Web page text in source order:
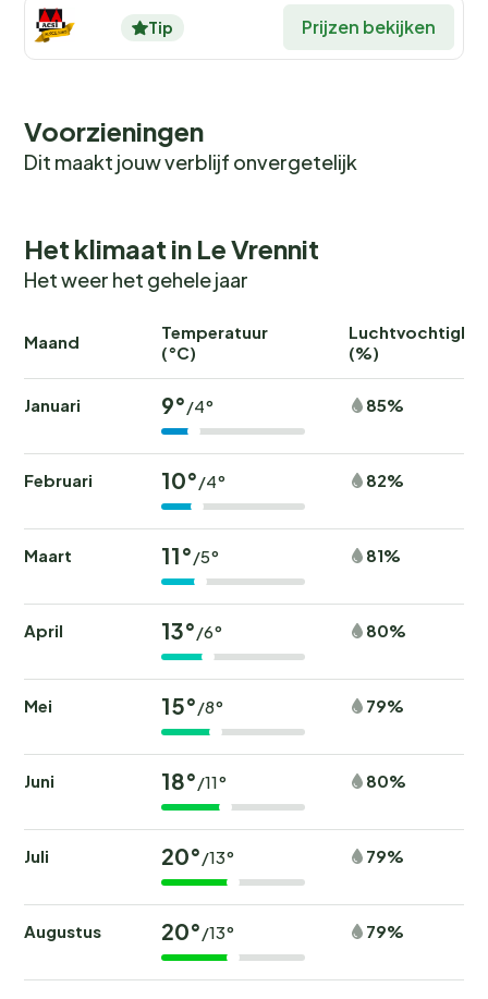
Tip Prijzen bekijken
Voorzieningen
Dit maakt jouw verblijf onvergetelijk
Het klimaat in Le Vrennit
Het weer het gehele jaar
Maand
Temperatuur
(°C)
(%)
Januari 9° /4° 85%
Februari 10° /4° 82%
Maart 11° /5° 81%
April 13° /6° 80%
Mei 15° /8° 79%
Juni 18° /11° 80%
Juli 20° /13° 79%
Augustus 20° /13° 79%